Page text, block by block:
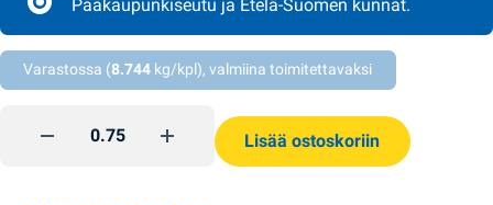
Pääkaupunkiseutu ja Etelä-Suomen kunnat.
Varastossa (8.744 kg/kpl), valmiina toimitettavaksi
Ukrainalaiset paksut nakit SMK quantity
Lisää ostoskoriin